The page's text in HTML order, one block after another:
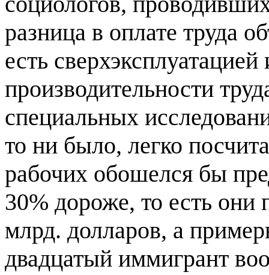
разница в оплате труда
есть
производительности
специальных
то ни было, легко
рабочих обошелся бы
30% дороже, то есть они
млрд. долларов, а
двадцатый иммигрант